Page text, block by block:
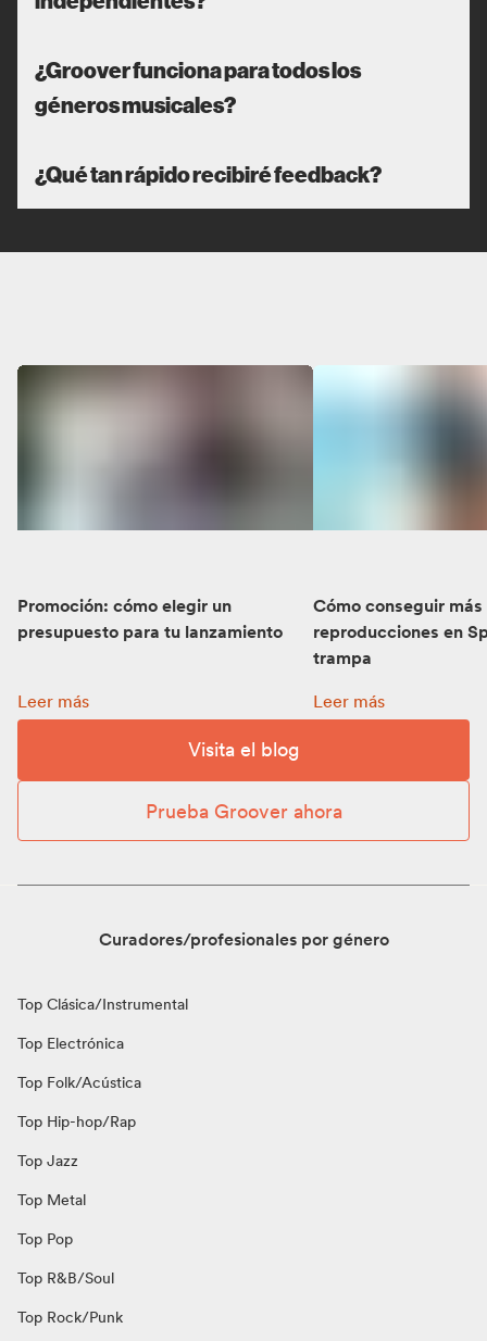
¿Groover funciona para todos los
géneros musicales?
¿Qué tan rápido recibiré feedback?
Promoción: cómo elegir un
presupuesto para tu lanzamiento
Promoción: cómo elegir un presupuesto para tu
Leer más
Cómo conseguir más
reproducciones en
trampa
Cómo conseguir
Leer más
Visita el blog
Prueba Groover ahora
Curadores/profesionales por género
Top Clásica/Instrumental
Top Electrónica
Top Folk/Acústica
Top Hip-hop/Rap
Top Jazz
Top Metal
Top Pop
Top R&B/Soul
Top Rock/Punk